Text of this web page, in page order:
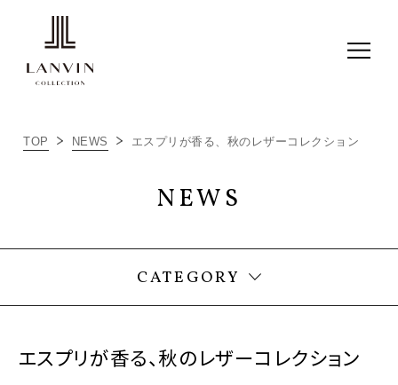
TOP NEWS エスプリが香る、秋のレザーコレクション
NEWS
CATEGORY
NEWS
エスプリが香る、秋のレザーコレクション